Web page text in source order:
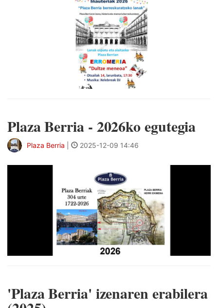
Plaza Berria - 2026ko egutegia
Plaza Berria 2025-12-09 14:46
'Plaza Berria' izenaren erabilera